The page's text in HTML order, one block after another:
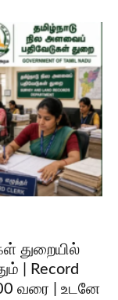
துறையில்
| Record
வரை | உடனே